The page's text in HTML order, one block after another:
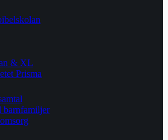
& XL
Prisma
barnfamiljer